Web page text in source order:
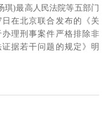
琪)最高人民法院等五部门
日在北京联合发布的《关
办理刑事案件严格排除非
证据若干问题的规定》明